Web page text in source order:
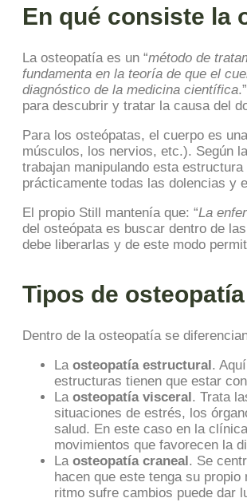
En qué consiste la
La osteopatía es un “método de
fundamenta en la teoría de que el
diagnóstico de la medicina científica
para descubrir y tratar la causa del
Para los osteópatas, el cuerpo es
músculos, los nervios, etc.). Según
trabajan manipulando esta
prácticamente todas las dolencias y
El propio Still mantenía que: “La
del osteópata es buscar dentro de
debe liberarlas y de este modo
Tipos de
Dentro de la osteopatía se
La osteopatía estructural .
estructuras tienen que estar
La osteopatía visceral . Trata
situaciones de estrés, los
salud. En este caso en la
movimientos que favorecen la
La osteopatía craneal . Se
hacen que este tenga su
ritmo sufre cambios puede dar